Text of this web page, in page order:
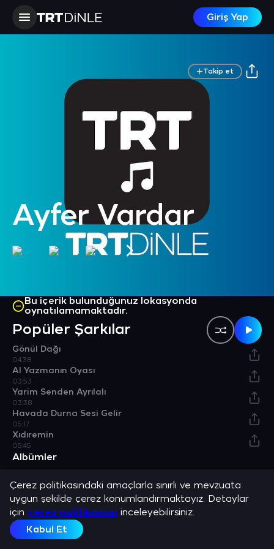
Giriş Yap
Ayfer Vardar
Takip et
Bu içerik bulunduğunuz lokasyonda
oynatılamamaktadır.
Popüler Şarkılar
Gönül Dağı
04:38
Al Yazmanın Oyası
03:53
Yarim Senden Ayrılalı
03:38
Havada Durna Sesi Gelir
05:17
Xıdıremin
05:45
Albümler
Nesilden Nesile Zazaca
Bulunduğu Listeler
Gönül Dağı
Çerez politikasındaki amaçlarla sınırlı ve mevzuata
uygun şekilde çerez konumlandırmaktayız. Detaylar
için çerez politikamızı inceleyebilirsiniz.
Kabul Et